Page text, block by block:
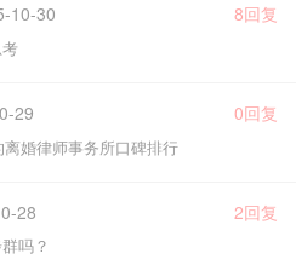
10-30 8回复
29 0回复
婚律师事务所口碑排行
28 2回复
吗？